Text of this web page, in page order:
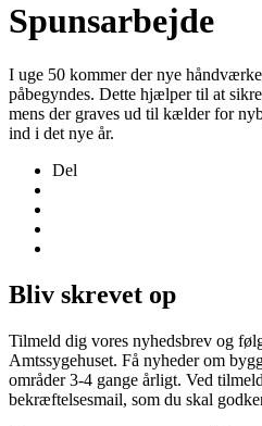
Spunsarbejde
I uge 50 kommer der nye
påbegyndes. Dette hjælper til at
mens der graves ud til kælder for
ind i det nye år.
Del
Bliv skrevet op
Tilmeld dig vores nyhedsbrev og
Amtssygehuset. Få nyheder om
områder 3-4 gange årligt. Ved
bekræftelsesmail, som du skal